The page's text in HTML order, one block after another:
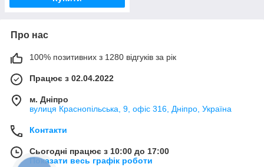
Про нас
100% позитивних з 1280 відгуків за рік
Працює з 02.04.2022
м. Дніпро
вулиця Краснопільська, 9, офіс 316, Дніпро, Україна
Контакти
Сьогодні працює з 10:00 до 17:00
Показати весь графік роботи